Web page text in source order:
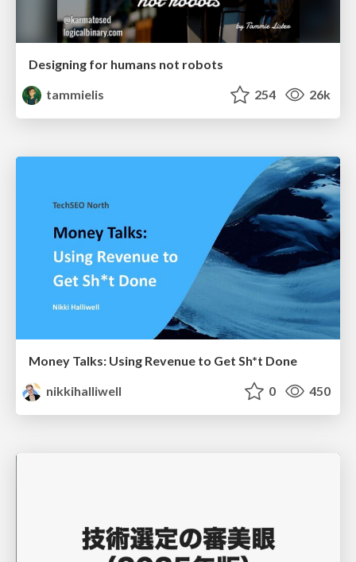
Designing for humans not robots
tammielis
254 26k
Money Talks: Using Revenue to Get Sh*t Done
nikkihalliwell
0 450